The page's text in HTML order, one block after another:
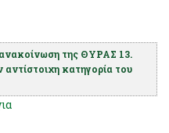
της ΘΥΡΑΣ 13.
κατηγορία του